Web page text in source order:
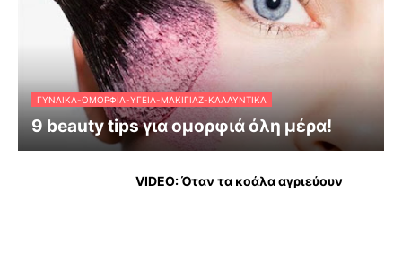
ΓΥΝΑΊΚΑ-ΟΜΟΡΦΙΆ-ΥΓΕΊΑ-ΜΑΚΙΓΙΆΖ-ΚΑΛΛΥΝΤΙΚΆ
9 beauty tips για ομορφιά όλη μέρα!
VIDEO: Όταν τα κοάλα αγριεύουν